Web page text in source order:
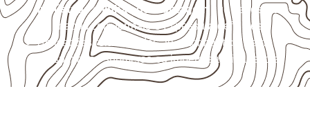
Indústrias e linhas de montagem
que necessitam
de chapas com formato e espessura definidos.
Aplicações relacionadas ao setor náutico, sem
presumir uso submerso ou impermeabilidade total.